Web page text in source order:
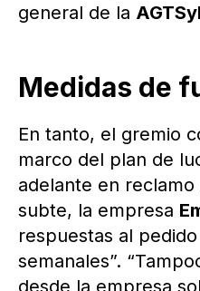
general de la
Medidas de
En tanto, el gremio
marco del plan de
adelante en
subte, la empresa
respuestas al
semanales”.
desde la empresa